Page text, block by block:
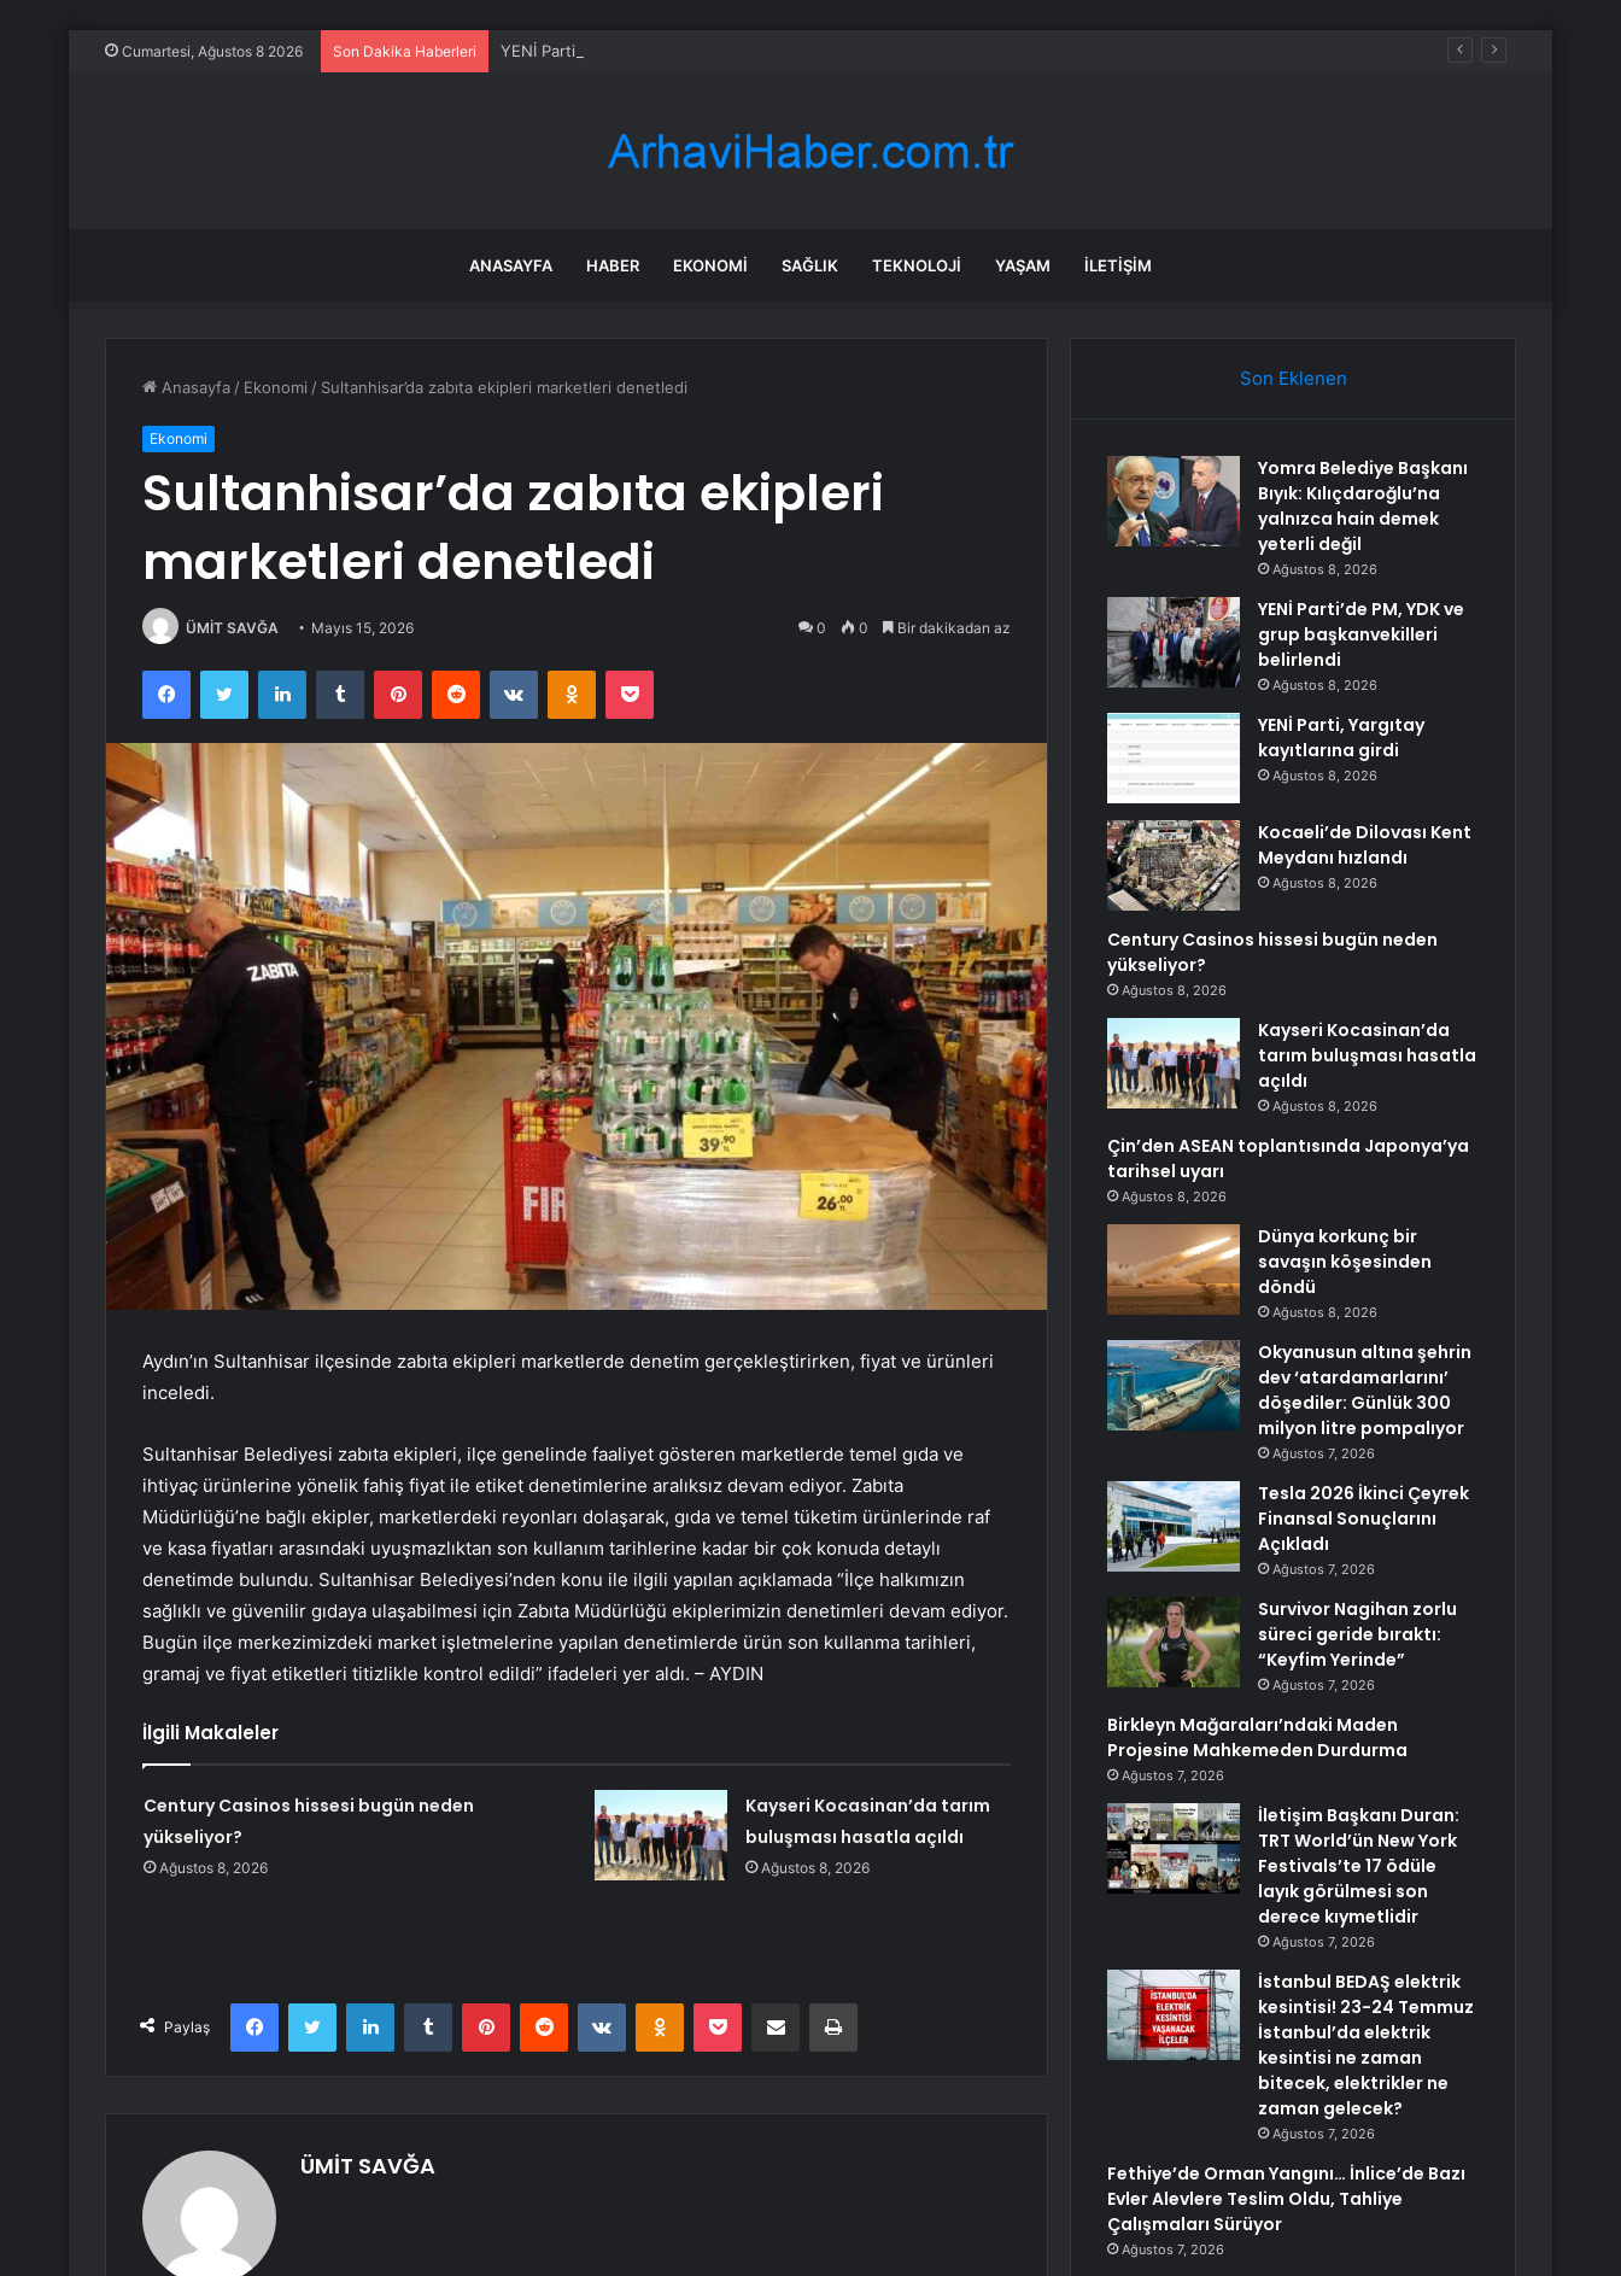
Cumartesi, Ağustos 8 2026 Son Dakika Haberleri YENİ Parti’de PM, YDK ve grup başkanvekilleri belirlendi
ANASAYFA HABER EKONOMI SAĞLIK TEKNOLOJI YAŞAM İLETIŞIM
Anasayfa / Ekonomi / Sultanhisar’da zabıta ekipleri marketleri denetledi
Ekonomi
Sultanhisar’da zabıta ekipleri
marketleri denetledi
ÜMİT SAVĞA Mayıs 15, 2026 0 0 Bir dakikadan az
FacebookTwitter LinkedInTumblr PinterestReddit VKontakteOdnoklassniki
Pocket
Aydın’ın Sultanhisar ilçesinde zabıta ekipleri marketlerde denetim gerçekleştirirken, fiyat ve ürünleri
inceledi.
Sultanhisar Belediyesi zabıta ekipleri, ilçe genelinde faaliyet gösteren marketlerde temel gıda ve
ihtiyaç ürünlerine yönelik fahiş fiyat ile etiket denetimlerine aralıksız devam ediyor. Zabıta
Müdürlüğü’ne bağlı ekipler, marketlerdeki reyonları dolaşarak, gıda ve temel tüketim ürünlerinde raf
ve kasa fiyatları arasındaki uyuşmazlıktan son kullanım tarihlerine kadar bir çok konuda detaylı
denetimde bulundu. Sultanhisar Belediyesi’nden konu ile ilgili yapılan açıklamada “İlçe halkımızın
sağlıklı ve güvenilir gıdaya ulaşabilmesi için Zabıta Müdürlüğü ekiplerimizin denetimleri devam ediyor.
Bugün ilçe merkezimizdeki market işletmelerine yapılan denetimlerde ürün son kullanma tarihleri,
gramaj ve fiyat etiketleri titizlikle kontrol edildi” ifadeleri yer aldı. – AYDIN
İlgili Makaleler
Century Casinos hissesi bugün neden
yükseliyor?
Ağustos 8, 2026
Kayseri Kocasinan’da tarım
buluşması hasatla açıldı
Ağustos 8, 2026
Paylaş
FacebookTwitter LinkedInTumblr PinterestReddit VKontakteOdnoklassniki
Pocket E-Posta ile paylaş Yazdır
ÜMİT SAVĞA
Son Eklenen
Yomra Belediye Başkanı
Bıyık: Kılıçdaroğlu’na
yalnızca hain demek
yeterli değil
Ağustos 8, 2026
YENİ Parti’de PM, YDK ve
grup başkanvekilleri
belirlendi
Ağustos 8, 2026
YENİ Parti, Yargıtay
kayıtlarına girdi
Ağustos 8, 2026
Kocaeli’de Dilovası Kent
Meydanı hızlandı
Ağustos 8, 2026
Century Casinos hissesi bugün neden
yükseliyor?
Ağustos 8, 2026
Kayseri Kocasinan’da
tarım buluşması hasatla
açıldı
Ağustos 8, 2026
Çin’den ASEAN toplantısında Japonya’ya
tarihsel uyarı
Ağustos 8, 2026
Dünya korkunç bir
savaşın köşesinden
döndü
Ağustos 8, 2026
Okyanusun altına şehrin
dev ‘atardamarlarını’
döşediler: Günlük 300
milyon litre pompalıyor
Ağustos 7, 2026
Tesla 2026 İkinci Çeyrek
Finansal Sonuçlarını
Açıkladı
Ağustos 7, 2026
Survivor Nagihan zorlu
süreci geride bıraktı:
“Keyfim Yerinde”
Ağustos 7, 2026
Birkleyn Mağaraları’ndaki Maden
Projesine Mahkemeden Durdurma
Ağustos 7, 2026
İletişim Başkanı Duran:
TRT World’ün New York
Festivals’te 17 ödüle
layık görülmesi son
derece kıymetlidir
Ağustos 7, 2026
İstanbul BEDAŞ elektrik
kesintisi! 23-24 Temmuz
İstanbul’da elektrik
kesintisi ne zaman
bitecek, elektrikler ne
zaman gelecek?
Ağustos 7, 2026
Fethiye’de Orman Yangını… İnlice’de Bazı
Evler Alevlere Teslim Oldu, Tahliye
Çalışmaları Sürüyor
Ağustos 7, 2026